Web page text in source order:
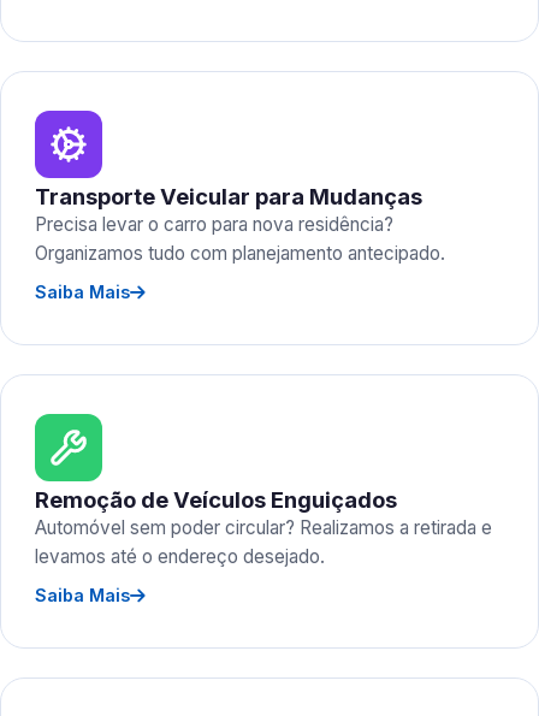
Transporte Veicular para Mudanças
Precisa levar o carro para nova residência?
Organizamos tudo com planejamento antecipado.
Saiba Mais
Remoção de Veículos Enguiçados
Automóvel sem poder circular? Realizamos a retirada e
levamos até o endereço desejado.
Saiba Mais